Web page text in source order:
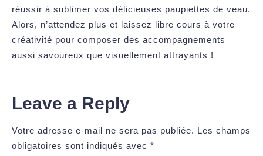
réussir à sublimer vos délicieuses paupiettes de veau.
Alors, n’attendez plus et laissez libre cours à votre
créativité pour composer des accompagnements
aussi savoureux que visuellement attrayants !
Leave a Reply
Votre adresse e-mail ne sera pas publiée. Les champs
obligatoires sont indiqués avec *